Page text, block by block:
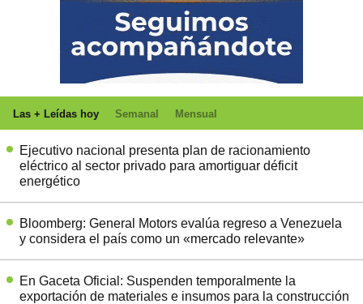
Las + Leídas hoy Semanal Mensual
Ejecutivo nacional presenta plan de racionamiento
eléctrico al sector privado para amortiguar déficit
energético
Bloomberg: General Motors evalúa regreso a Venezuela
y considera el país como un «mercado relevante»
En Gaceta Oficial: Suspenden temporalmente la
exportación de materiales e insumos para la construcción